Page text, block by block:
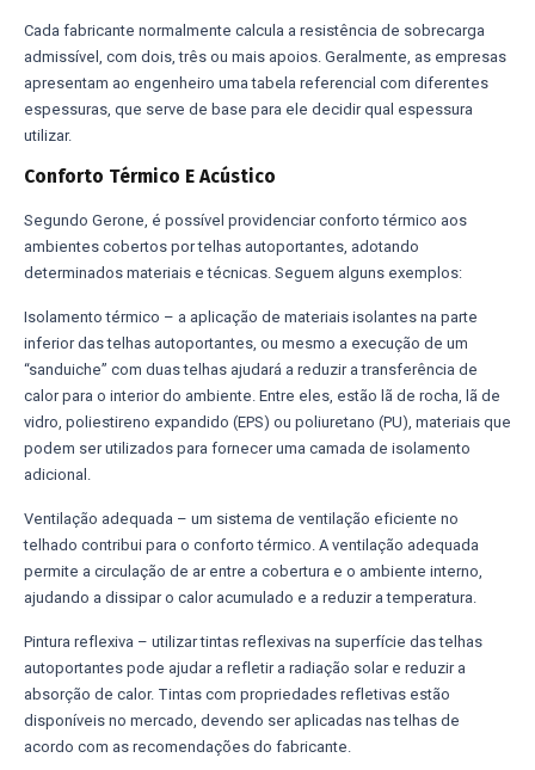
Cada fabricante normalmente calcula a resistência de sobrecarga
admissível, com dois, três ou mais apoios. Geralmente, as empresas
apresentam ao engenheiro uma tabela referencial com diferentes
espessuras, que serve de base para ele decidir qual espessura
utilizar.
Conforto Térmico E Acústico
Segundo Gerone, é possível providenciar conforto térmico aos
ambientes cobertos por telhas autoportantes, adotando
determinados materiais e técnicas. Seguem alguns exemplos:
Isolamento térmico – a aplicação de materiais isolantes na parte
inferior das telhas autoportantes, ou mesmo a execução de um
“sanduiche” com duas telhas ajudará a reduzir a transferência de
calor para o interior do ambiente. Entre eles, estão lã de rocha, lã de
vidro, poliestireno expandido (EPS) ou poliuretano (PU), materiais que
podem ser utilizados para fornecer uma camada de isolamento
adicional.
Ventilação adequada – um sistema de ventilação eficiente no
telhado contribui para o conforto térmico. A ventilação adequada
permite a circulação de ar entre a cobertura e o ambiente interno,
ajudando a dissipar o calor acumulado e a reduzir a temperatura.
Pintura reflexiva – utilizar tintas reflexivas na superfície das telhas
autoportantes pode ajudar a refletir a radiação solar e reduzir a
absorção de calor. Tintas com propriedades refletivas estão
disponíveis no mercado, devendo ser aplicadas nas telhas de
acordo com as recomendações do fabricante.